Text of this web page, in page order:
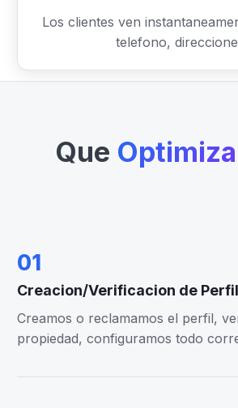
Los clientes ven
telefono,
Que
01
Creacion/Verificacion de Perfil
Creamos o reclamamos el perfil,
propiedad, configuramos todo